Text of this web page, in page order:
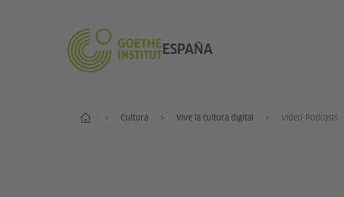
ESPAÑA
Inicio Cultura Vive la cultura digital Video-Podcasts